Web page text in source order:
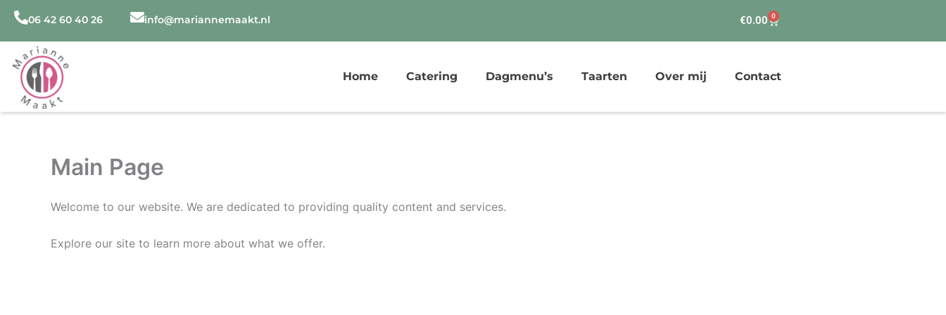
naar
de
inhoud
06 42 60 40 26 info@mariannemaakt.nl €0.00 0
Winkelwagen
Home Catering Dagmenu’s Taarten Over mij Contact
Main Page
Welcome to our website. We are dedicated to providing quality content and services.
Explore our site to learn more about what we offer.